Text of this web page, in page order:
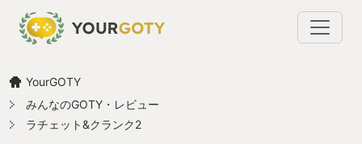
YourGOTY
みんなのGOTY・レビュー
ラチェット&クランク2